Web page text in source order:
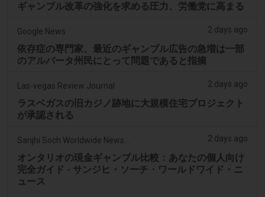
ギャンブル改革の強化を求める圧力、労働党に高まる
Google News 2 days ago
依存症の専門家、最近のギャンブル広告の急増は一部
のアルバータ州民にとって問題であると指摘
Las-vegas Review Journal 2 days ago
ラスベガスの旧カジノ跡地に大規模住宅プロジェクト
が承認される
2 days ago
オンタリオの現金ギャンブル比較：あなたの個人向け
完全ガイド - サンジヒ・ソーチ・ワールドワイド・ニ
ュース